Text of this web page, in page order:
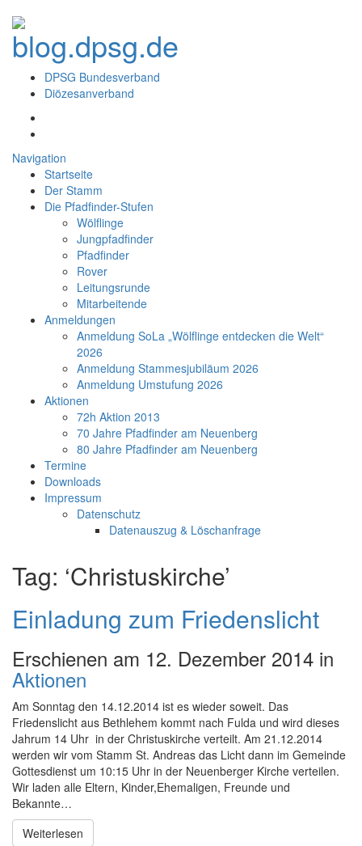
DPSG Bundesverband
Diözesanverband
Navigation
Startseite
Der Stamm
Die Pfadfinder-Stufen
Wölflinge
Jungpfadfinder
Pfadfinder
Rover
Leitungsrunde
Mitarbeitende
Anmeldungen
Anmeldung SoLa „Wölflinge entdecken die Welt“
2026
Anmeldung Stammesjubiläum 2026
Anmeldung Umstufung 2026
Aktionen
72h Aktion 2013
70 Jahre Pfadfinder am Neuenberg
80 Jahre Pfadfinder am Neuenberg
Termine
Downloads
Impressum
Datenschutz
Datenauszug & Löschanfrage
Tag: ‘Christuskirche’
Einladung zum Friedenslicht
Erschienen am 12. Dezember 2014 in
Aktionen
Am Sonntag den 14.12.2014 ist es wieder soweit. Das
Friedenslicht aus Bethlehem kommt nach Fulda und wird dieses
Jahrum 14 Uhr in der Christuskirche verteilt. Am 21.12.2014
werden wir vom Stamm St. Andreas das Licht dann im Gemeinde
Gottesdienst um 10:15 Uhr in der Neuenberger Kirche verteilen.
Wir laden alle Eltern, Kinder,Ehemaligen, Freunde und
Bekannte…
Weiterlesen